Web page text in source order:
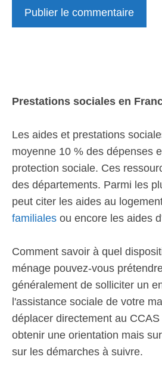
Prestations sociales en
Les aides et prestations
moyenne 10 % des dépenses
protection sociale. Ces
des départements. Parmi les
peut citer les aides au
familiales ou encore les aides
Comment savoir à quel
ménage pouvez-vous
généralement de solliciter un
l'assistance sociale de votre
déplacer directement au
obtenir une orientation mais
sur les démarches à suivre.